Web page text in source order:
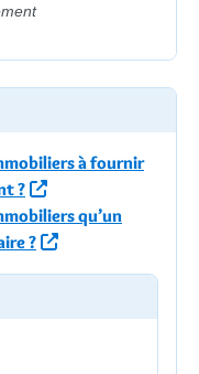
à fournir
?
qu’un
?